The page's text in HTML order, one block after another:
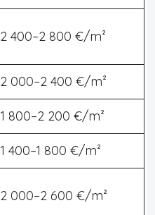
2 400–2 800 €/m²
2 000–2 400 €/m²
1 800–2 200 €/m²
1 400–1 800 €/m²
2 000–2 600 €/m²